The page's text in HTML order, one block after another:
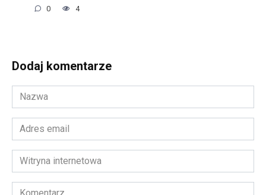
0 4
Dodaj komentarze
Nazwa
*
Adres
email
*Witryna
internetowa
Komentarz